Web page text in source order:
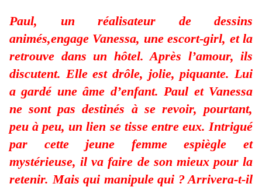
Paul, un réalisateur de dessins
animés,engage Vanessa, une escort-girl, et la
retrouve dans un hôtel. Après l’amour, ils
discutent. Elle est drôle, jolie, piquante. Lui
a gardé une âme d’enfant. Paul et Vanessa
ne sont pas destinés à se revoir, pourtant,
peu à peu, un lien se tisse entre eux. Intrigué
par cette jeune femme espiègle et
mystérieuse, il va faire de son mieux pour la
retenir. Mais qui manipule qui ? Arrivera-t-il